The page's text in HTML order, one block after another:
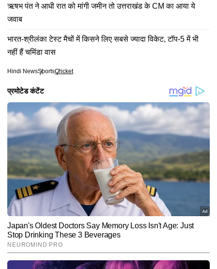
ऋषभ पंत ने आधी रात को मांगी जमीन तो उत्तराखंड के CM का आया ये
जवाब
भारत-श्रीलंका टेस्ट मैचों में किसने लिए सबसे ज्यादा विकेट, टॉप-5 में भी
नहीं हैं चमिंडा वास
Hindi NewsSportsCricket